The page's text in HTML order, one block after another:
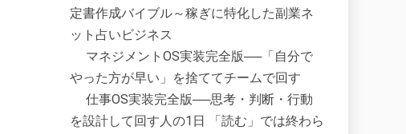
定書作成バイブル～稼ぎに特化した副業ネ
ット占いビジネス
マネジメントOS実装完全版──「自分で
やった方が早い」を捨ててチームで回す
仕事OS実装完全版──思考・判断・行動
を設計して回す人の1日 「読む」では終わら